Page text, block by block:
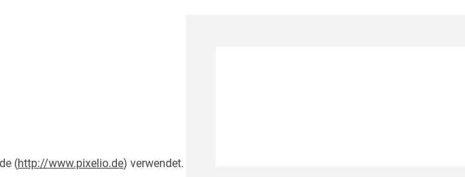
(http://www.pixelio.de) verwendet.